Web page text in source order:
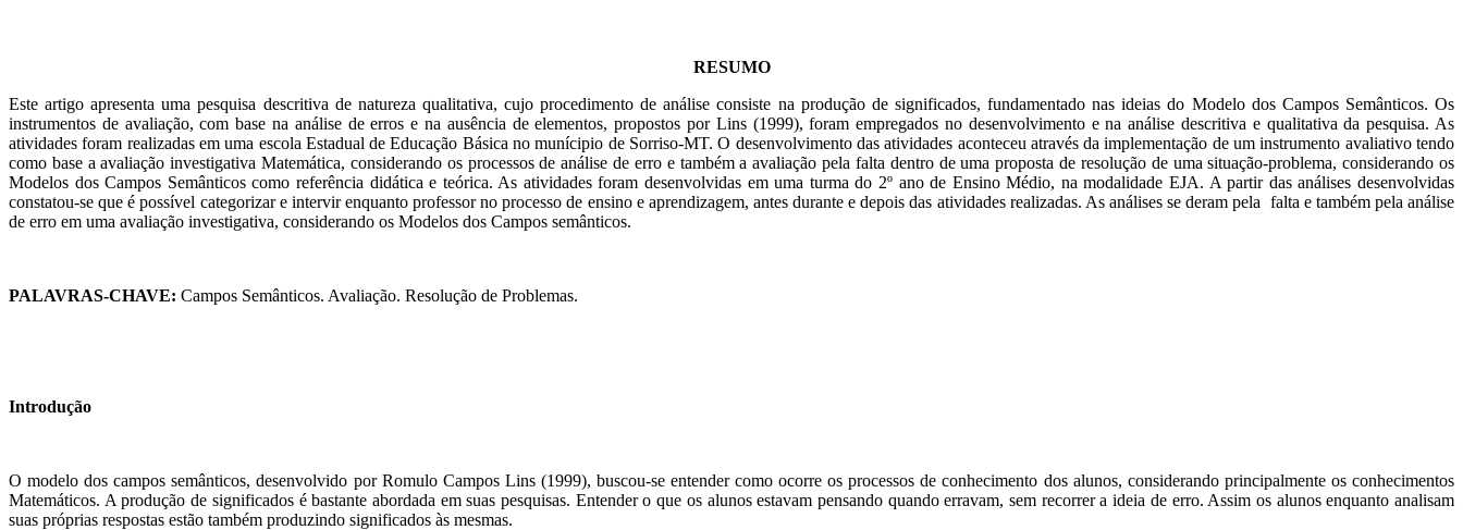
RESUMO
Este artigo apresenta uma pesquisa descritiva de natureza qualitativa, cujo procedimento de análise consiste na produção de significados, fundamentado nas ideias do Modelo dos Campos Semânticos. Os
instrumentos de avaliação, com base na análise de erros e na ausência de elementos, propostos por Lins (1999), foram empregados no desenvolvimento e na análise descritiva e qualitativa da pesquisa. As
atividades foram realizadas em uma escola Estadual de Educação Básica no munícipio de Sorriso-MT. O desenvolvimento das atividades aconteceu através da implementação de um instrumento avaliativo tendo
como base a avaliação investigativa Matemática, considerando os processos de análise de erro e também a avaliação pela falta dentro de uma proposta de resolução de uma situação-problema, considerando os
Modelos dos Campos Semânticos como referência didática e teórica. As atividades foram desenvolvidas em uma turma do 2º ano de Ensino Médio, na modalidade EJA. A partir das análises desenvolvidas
constatou-se que é possível categorizar e intervir enquanto professor no processo de ensino e aprendizagem, antes durante e depois das atividades realizadas. As análises se deram pela falta e também pela análise
de erro em uma avaliação investigativa, considerando os Modelos dos Campos semânticos.
PALAVRAS-CHAVE: Campos Semânticos. Avaliação. Resolução de Problemas.
Introdução
O modelo dos campos semânticos, desenvolvido por Romulo Campos Lins (1999), buscou-se entender como ocorre os processos de conhecimento dos alunos, considerando principalmente os conhecimentos
Matemáticos. A produção de significados é bastante abordada em suas pesquisas. Entender o que os alunos estavam pensando quando erravam, sem recorrer a ideia de erro. Assim os alunos enquanto analisam
suas próprias respostas estão também produzindo significados às mesmas.